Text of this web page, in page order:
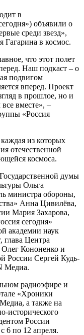
в
объявили о
среди звезд»,
в космос.
что этот полет
Наш подкаст – о
подвигом
вперед. Проект
в прошлое, но и
вместе», –
«Россия
из которых
отечественной
космоса.
думы
Ольга
министра обороны,
Анна Цивилёва,
Мария Захарова,
сегодня»
академии наук
глава Центра
Олег Кононенко и
России Сергей Кудь-
Медиа.
радиоэфире и
«Хроники
а также на
исторического
России
6 по 12 апреля.